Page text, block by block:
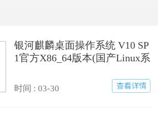
银河麒麟桌面操作系统 V10 SP
1官方X86_64版本(国产Linux系
时间 : 03-30